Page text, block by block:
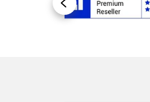
Назад